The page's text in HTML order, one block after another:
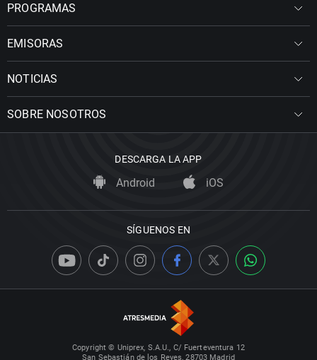
PROGRAMAS
EMISORAS
NOTICIAS
SOBRE NOSOTROS
DESCARGA LA APP
Android iOS
SÍGUENOS EN
Copyright © Uniprex, S.A.U., C/ Fuerteventura 12
San Sebastián de los Reyes, 28703 Madrid